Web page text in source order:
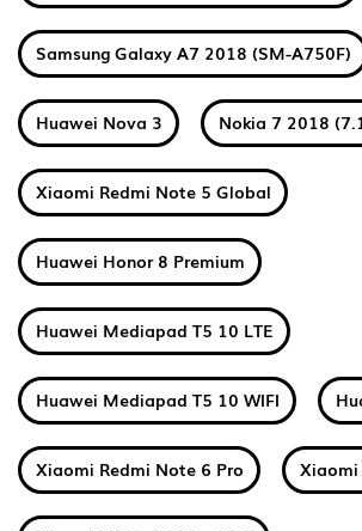
Samsung Galaxy A7 2018 (SM-A750F)
Huawei Nova 3 Nokia 7 2018
Xiaomi Redmi Note 5 Global
Huawei Honor 8 Premium
Huawei Mediapad T5 10 LTE
Huawei Mediapad T5 10 WIFI
Xiaomi Redmi Note 6 Pro